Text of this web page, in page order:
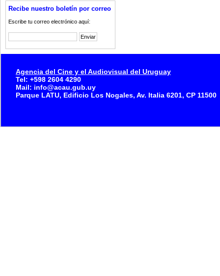
Recibe nuestro boletín por correo
Escribe tu correo electrónico aquí:
Agencia del Cine y el Audiovisual del Uruguay
Tel: +598 2604 4290
Mail: info@acau.gub.uy
Parque LATU, Edificio Los Nogales, Av. Italia 6201, CP 11500